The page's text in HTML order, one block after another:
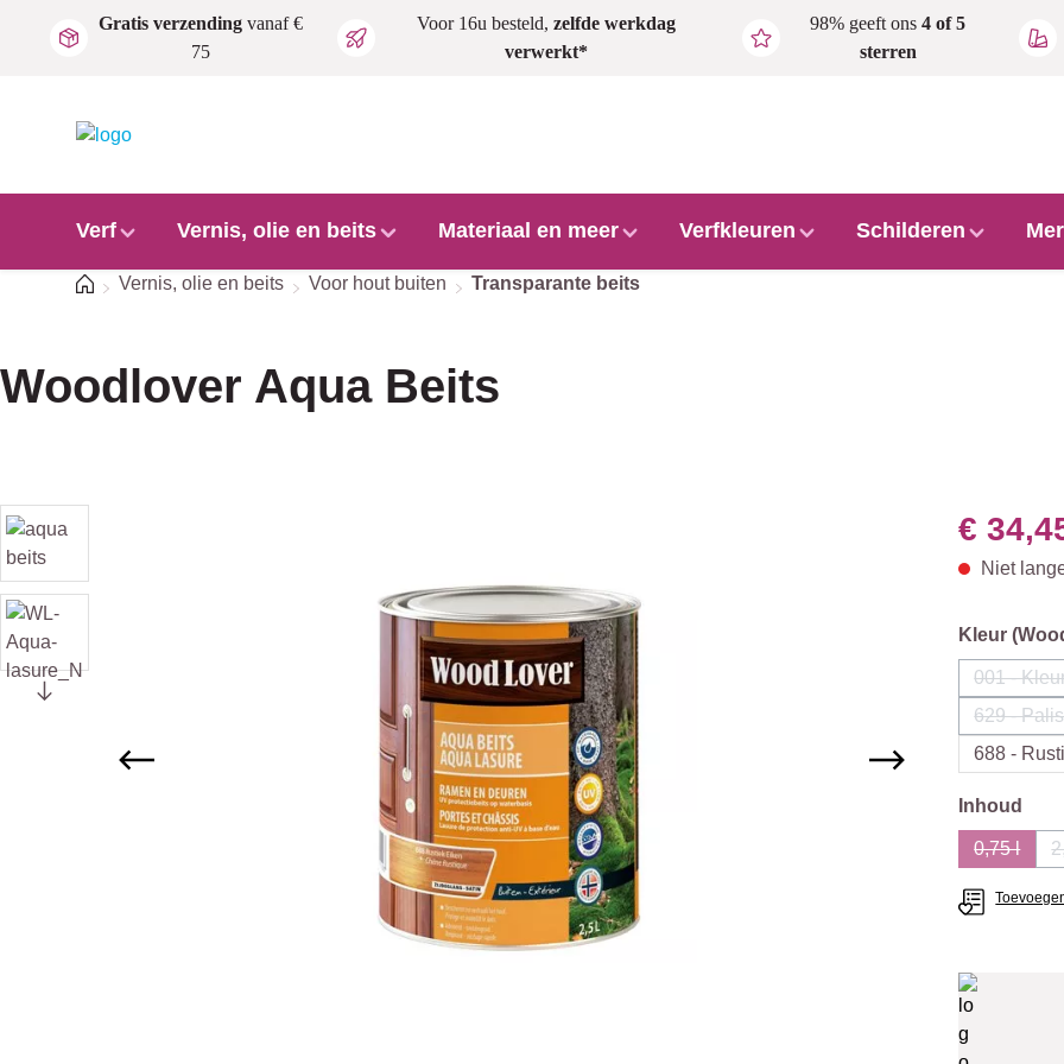
Ga naar de hoofdinhoud
Gratis verzendingvanaf €
75
Voor 16u besteld,zelfde werkdag
verwerkt*
98% geeft ons4 of 5
sterren
Verf Vernis, olie en beits Materiaal en meer Verfkleuren Schilderen
HomeVernis, olie en beits Voor hout buiten Transparante beits
Woodlover Aqua Beits
Afbeeldingengalerij overslaan €
Niet
Selecteer
Kleur
001 -
629 -
688 -
Selecteer
Inhoud
0,75 l
(Deze